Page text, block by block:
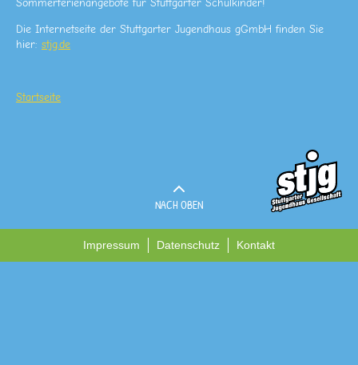
Sommerferienangebote für Stuttgarter Schulkinder!
Die Internetseite der Stuttgarter Jugendhaus gGmbH finden Sie
hier: stjg.de
Startseite
NACH OBEN
Impressum Datenschutz Kontakt